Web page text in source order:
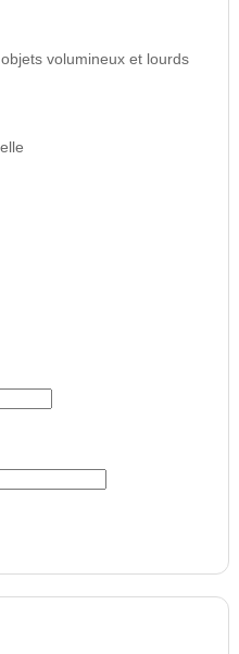
volumineux et lourds